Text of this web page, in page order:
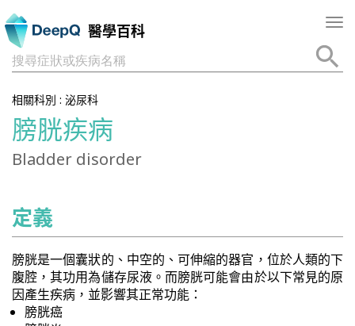
醫學百科
搜尋症狀或疾病名稱
相關科別 : 泌尿科
膀胱疾病
Bladder disorder
定義
膀胱是一個囊狀的、中空的、可伸縮的器官，位於人類的下
腹腔，其功用為儲存尿液。而膀胱可能會由於以下常見的原
因產生疾病，並影響其正常功能：
膀胱癌